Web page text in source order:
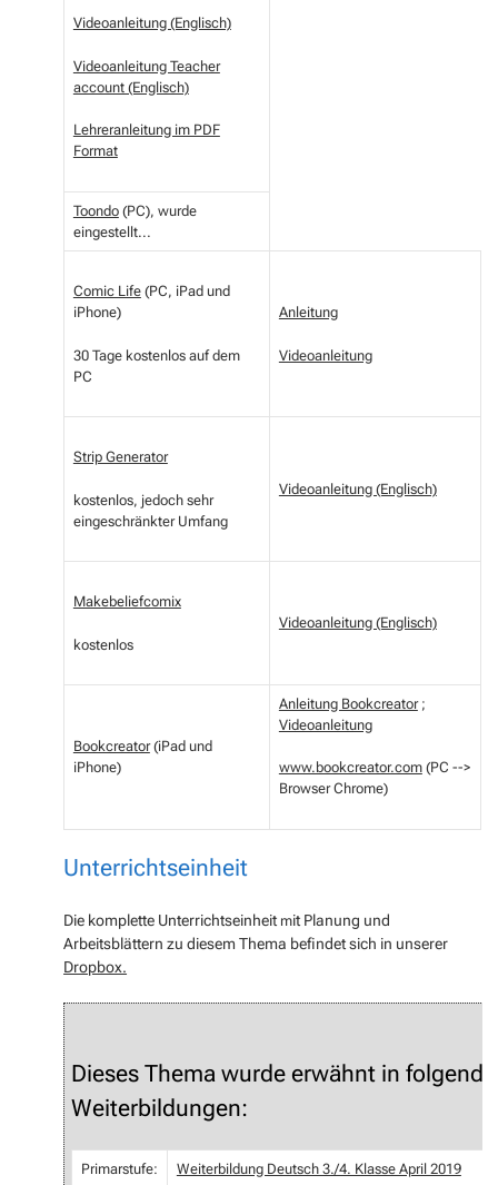
Videoanleitung (Englisch)
Videoanleitung Teacher
account (Englisch)
Lehreranleitung im PDF
Format
Toondo(PC), wurde
eingestellt...
Comic Life(PC, iPad und
iPhone)
30 Tage kostenlos auf dem
PC
Anleitung
Videoanleitung
Strip Generator
kostenlos, jedoch sehr
eingeschränkter Umfang
Videoanleitung (Englisch)
Makebeliefcomix
kostenlos
Videoanleitung (Englisch)
Bookcreator(iPad und
iPhone)
Anleitung Bookcreator;
Videoanleitung
www.bookcreator.com(PC -->
Browser Chrome)
Unterrichtseinheit
Die komplette Unterrichtseinheit mit Planung und
Arbeitsblättern zu diesem Thema befindet sich in unserer
Dropbox.
Dieses Thema wurde erwähnt in
Weiterbildungen:
Primarstufe: Weiterbildung Deutsch 3./4. Klasse April 2019